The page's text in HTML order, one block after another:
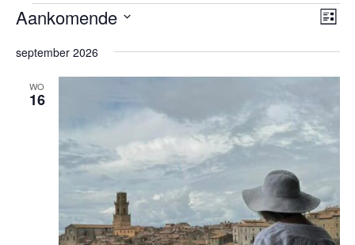
Evenementen Lijst
Aankomende
een
september 2026
WO
16